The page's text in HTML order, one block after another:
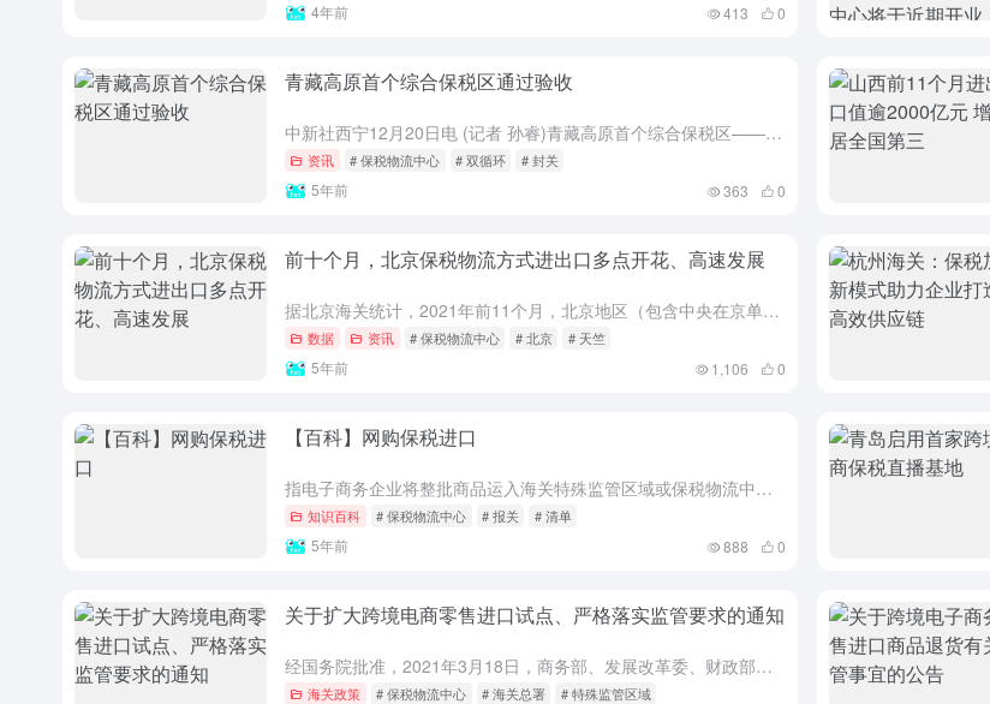
4年前 413 0
青藏高原首个综合保税区通过验收
中新社西宁12月20日电 (记者 孙睿)青藏高原首个综合保税区——西宁综合保税区20日通过视频正式通过国家验收，填补了青藏高原没有综合性海关特殊监管区域的空白。 目前，中国已建成运营的综合保税区有96...
资讯 # 保税物流中心 # 双循环 # 封关
5年前 363 0
前十个月，北京保税物流方式进出口多点开花、高速发展
据北京海关统计，2021年前11个月，北京地区（包含中央在京单位）进出口2.77万亿元人民币，较去年同期（下同）增长30.3%，较2019年同期增长6.1%。其中，进口2.21万亿元，增长30.2...
数据 资讯 # 保税物流中心 # 北京 # 天竺
5年前 1,106 0
【百科】网购保税进口
指电子商务企业将整批商品运入海关特殊监管区域或保税物流中心（B型）内并向海关报关，海关实施账册管理。境内个人网购区内商品后，电子商务企业、支付企业和物流企业分别将电子订单、支付凭证、电子运单等传输给海...
知识百科 # 保税物流中心 # 报关 # 清单
5年前 888 0
关于扩大跨境电商零售进口试点、严格落实监管要求的通知
经国务院批准，2021年3月18日，商务部、发展改革委、财政部、海关总署、税务总局、市场监管总局等六部门联合印发《关于扩大跨境电商零售进口试点、严格落实监管要求的通知》（商财发〔2021〕39号，以下...
海关政策 # 保税物流中心 # 海关总署 # 特殊监管区域